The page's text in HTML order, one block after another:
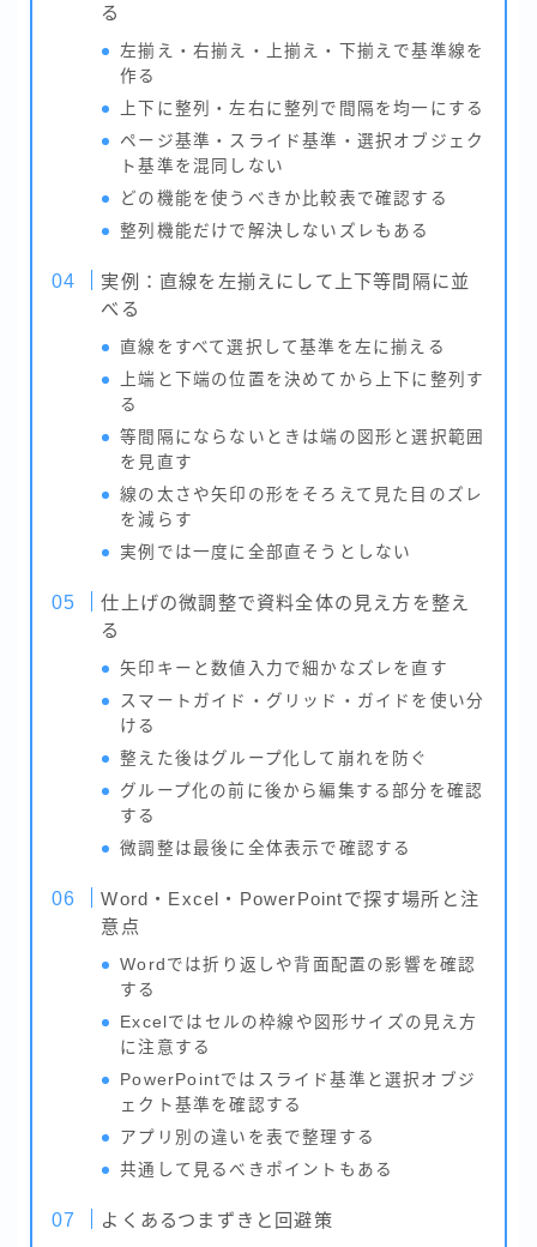
る
左揃え・右揃え・上揃え・下揃えで基準線を
作る
上下に整列・左右に整列で間隔を均一にする
ページ基準・スライド基準・選択オブジェク
ト基準を混同しない
どの機能を使うべきか比較表で確認する
整列機能だけで解決しないズレもある
実例：直線を左揃えにして上下等間隔に並
べる
直線をすべて選択して基準を左に揃える
上端と下端の位置を決めてから上下に整列す
る
等間隔にならないときは端の図形と選択範囲
を見直す
線の太さや矢印の形をそろえて見た目のズレ
を減らす
実例では一度に全部直そうとしない
仕上げの微調整で資料全体の見え方を整え
る
矢印キーと数値入力で細かなズレを直す
スマートガイド・グリッド・ガイドを使い分
ける
整えた後はグループ化して崩れを防ぐ
グループ化の前に後から編集する部分を確認
する
微調整は最後に全体表示で確認する
Word・Excel・PowerPointで探す場所と注
意点
Wordでは折り返しや背面配置の影響を確認
する
Excelではセルの枠線や図形サイズの見え方
に注意する
PowerPointではスライド基準と選択オブジ
ェクト基準を確認する
アプリ別の違いを表で整理する
共通して見るべきポイントもある
よくあるつまずきと回避策